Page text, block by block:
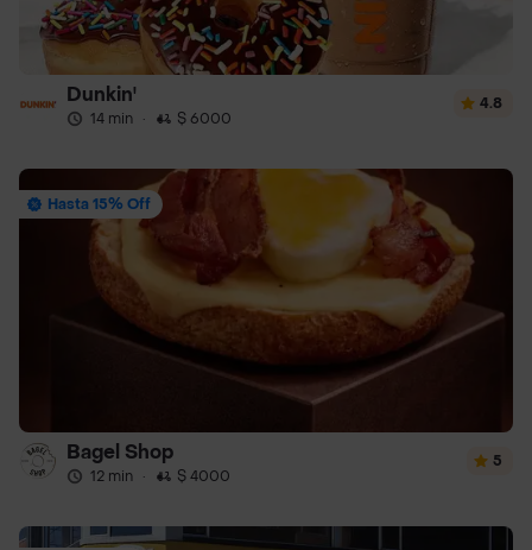
Dunkin'
14 min · $ 6000
4.8
Hasta 15% Off
Bagel Shop
12 min · $ 4000
5